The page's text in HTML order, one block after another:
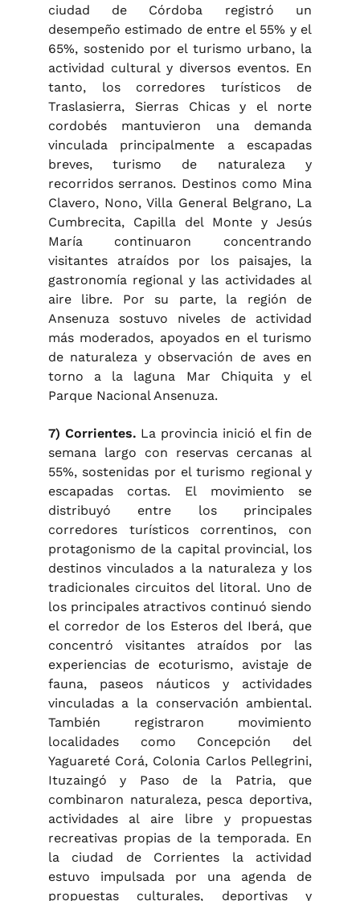
ciudad de Córdoba registró un
desempeño estimado de entre el 55% y el
65%, sostenido por el turismo urbano, la
actividad cultural y diversos eventos. En
tanto, los corredores turísticos de
Traslasierra, Sierras Chicas y el norte
cordobés mantuvieron una demanda
vinculada principalmente a escapadas
breves, turismo de naturaleza y
recorridos serranos. Destinos como Mina
Clavero, Nono, Villa General Belgrano, La
Cumbrecita, Capilla del Monte y Jesús
María continuaron concentrando
visitantes atraídos por los paisajes, la
gastronomía regional y las actividades al
aire libre. Por su parte, la región de
Ansenuza sostuvo niveles de actividad
más moderados, apoyados en el turismo
de naturaleza y observación de aves en
torno a la laguna Mar Chiquita y el
Parque Nacional Ansenuza.
7) Corrientes. La provincia inició el fin de
semana largo con reservas cercanas al
55%, sostenidas por el turismo regional y
escapadas cortas. El movimiento se
distribuyó entre los principales
corredores turísticos correntinos, con
protagonismo de la capital provincial, los
destinos vinculados a la naturaleza y los
tradicionales circuitos del litoral. Uno de
los principales atractivos continuó siendo
el corredor de los Esteros del Iberá, que
concentró visitantes atraídos por las
experiencias de ecoturismo, avistaje de
fauna, paseos náuticos y actividades
vinculadas a la conservación ambiental.
También registraron movimiento
localidades como Concepción del
Yaguareté Corá, Colonia Carlos Pellegrini,
Ituzaingó y Paso de la Patria, que
combinaron naturaleza, pesca deportiva,
actividades al aire libre y propuestas
recreativas propias de la temporada. En
la ciudad de Corrientes la actividad
estuvo impulsada por una agenda de
propuestas culturales, deportivas y